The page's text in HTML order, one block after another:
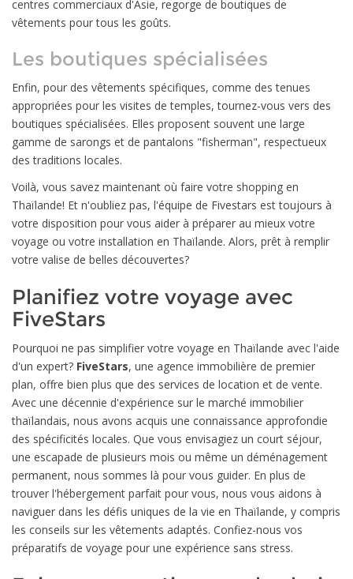
centres commerciaux d'Asie, regorge de boutiques de
vêtements pour tous les goûts.
Les boutiques spécialisées
Enfin, pour des vêtements spécifiques, comme des tenues
appropriées pour les visites de temples, tournez-vous vers des
boutiques spécialisées. Elles proposent souvent une large
gamme de sarongs et de pantalons "fisherman", respectueux
des traditions locales.
Voilà, vous savez maintenant où faire votre shopping en
Thaïlande! Et n'oubliez pas, l'équipe de Fivestars est toujours à
votre disposition pour vous aider à préparer au mieux votre
voyage ou votre installation en Thaïlande. Alors, prêt à remplir
votre valise de belles découvertes?
Planifiez votre voyage avec
FiveStars
Pourquoi ne pas simplifier votre voyage en Thaïlande avec l'aide
d'un expert? FiveStars, une agence immobilière de premier
plan, offre bien plus que des services de location et de vente.
Avec une décennie d'expérience sur le marché immobilier
thaïlandais, nous avons acquis une connaissance approfondie
des spécificités locales. Que vous envisagiez un court séjour,
une escapade de plusieurs mois ou même un déménagement
permanent, nous sommes là pour vous guider. En plus de
trouver l'hébergement parfait pour vous, nous vous aidons à
naviguer dans les défis uniques de la vie en Thaïlande, y compris
les conseils sur les vêtements adaptés. Confiez-nous vos
préparatifs de voyage pour une expérience sans stress.